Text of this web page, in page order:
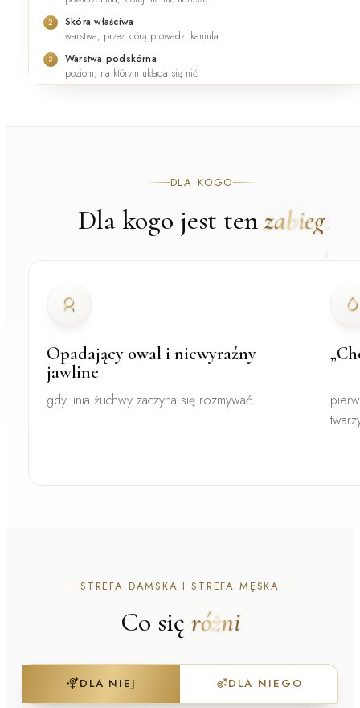
2
Skóra właściwa
warstwa, przez którą prowadzi kaniula
3
Warstwa podskórna
poziom, na którym układa się nić
DLA KOGO
Dla kogo jest ten zabieg
Opadający owal i niewyraźny
jawline
gdy linia żuchwy zaczyna się rozmywać.
STREFA DAMSKA I STREFA MĘSKA
Co się różni
DLA NIEJ DLA NIEGO